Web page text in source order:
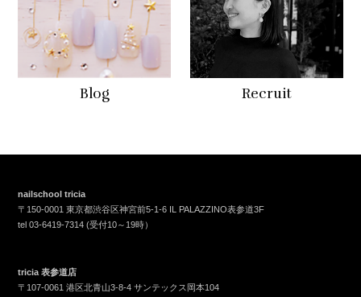
Blog Recruit
nailschool tricia
〒150-0001 東京都渋谷区神宮前5-1-6 IL PALAZZINO表参道3F
tel03-6419-7314 (受付10～19時）
tricia 表参道店
〒107-0061 港区北青山3-8-4 サンテックス岡本104